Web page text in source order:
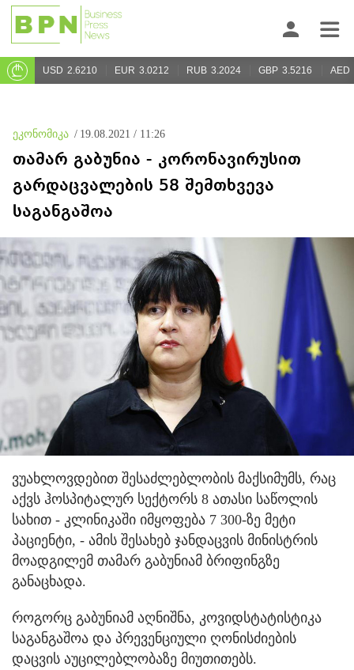
USD 2.6210 EUR 3.0212 RUB 3.2024 GBP 3.5216 AED
ეკონომიკა / 19.08.2021 / 11:26
თამარ გაბუნია - კორონავირუსით
გარდაცვალების 58 შემთხვევა
საგანგაშოა
ვუახლოვდებით შესაძლებლობის მაქსიმუმს, რაც
აქვს ჰოსპიტალურ სექტორს 8 ათასი საწოლის
სახით - კლინიკაში იმყოფება 7 300-ზე მეტი
პაციენტი, - ამის შესახებ ჯანდაცვის მინისტრის
მოადგილემ თამარ გაბუნიამ ბრიფინგზე
განაცხადა.
როგორც გაბუნიამ აღნიშნა, კოვიდსტატისტიკა
საგანგაშოა და პრევენციული ღონისძიების
დაცვის აუცილებლობაზე მიუთითებს.